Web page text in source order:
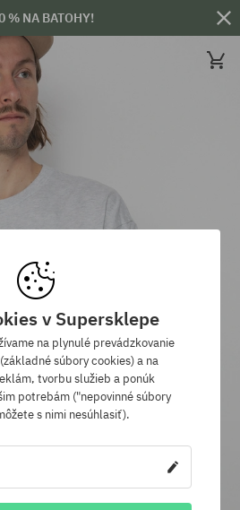
% NA BATOHY!
v Supersklepe
na plynulé prevádzkovanie
súbory cookies) a na
tvorbu služieb a ponúk
potrebám ("nepovinné súbory
s nimi nesúhlasiť).